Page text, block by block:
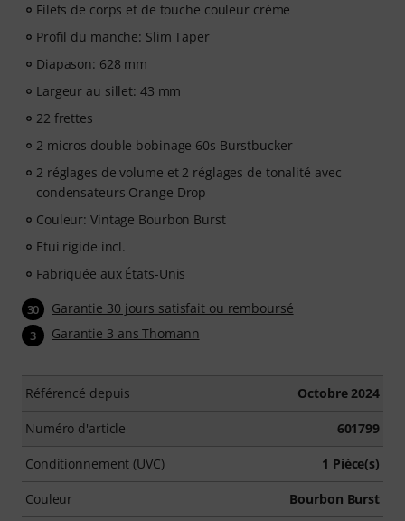
Filets de corps et de touche couleur crème
Profil du manche: Slim Taper
Diapason: 628 mm
Largeur au sillet: 43 mm
22 frettes
2 micros double bobinage 60s Burstbucker
2 réglages de volume et 2 réglages de tonalité avec
condensateurs Orange Drop
Couleur: Vintage Bourbon Burst
Etui rigide incl.
Fabriquée aux États-Unis
30 Garantie 30 jours satisfait ou remboursé
3 Garantie 3 ans Thomann
Référencé depuis Octobre 2024
Numéro d'article 601799
Conditionnement (UVC) 1 Pièce(s)
Couleur Bourbon Burst